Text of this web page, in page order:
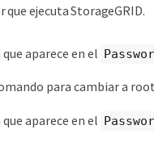
que ejecuta StorageGRID.
aparece en el
para cambiar a
aparece en el